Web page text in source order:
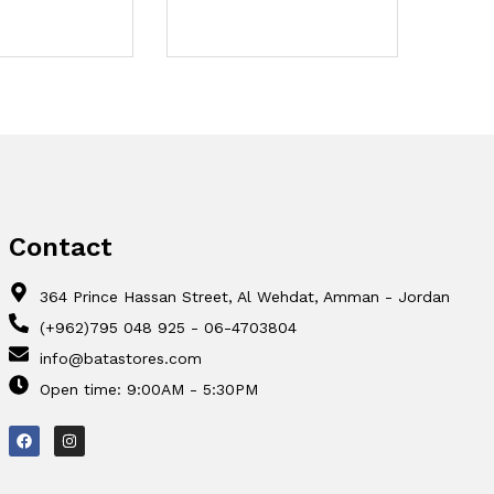
Contact
364 Prince Hassan Street, Al Wehdat, Amman - Jordan
(+962)795 048 925 - 06-4703804
info@batastores.com
Open time: 9:00AM - 5:30PM